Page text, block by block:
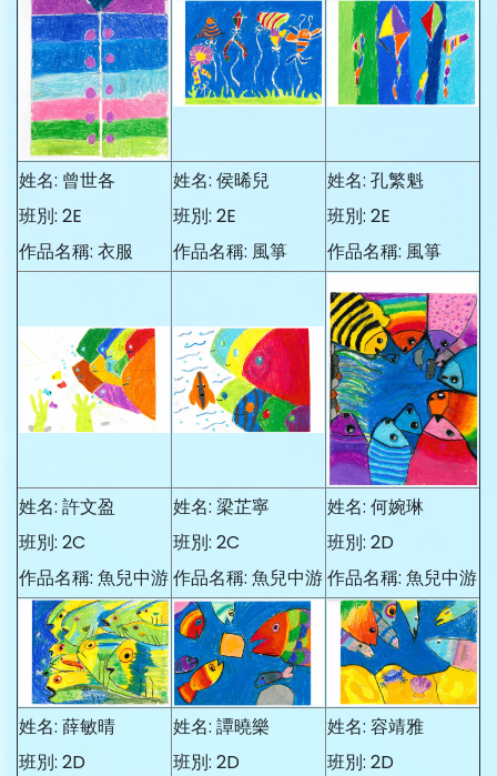
姓名: 曾世各
班別: 2E
作品名稱: 衣服
姓名: 侯晞兒
班別: 2E
作品名稱: 風箏
姓名: 孔繁魁
班別: 2E
作品名稱: 風箏
姓名: 許文盈
班別: 2C
作品名稱: 魚兒中游
姓名: 梁芷寧
班別: 2C
作品名稱: 魚兒中游
姓名: 何婉琳
班別: 2D
作品名稱: 魚兒中游
姓名: 薛敏晴
班別: 2D
姓名: 譚曉樂
班別: 2D
姓名: 容靖雅
班別: 2D